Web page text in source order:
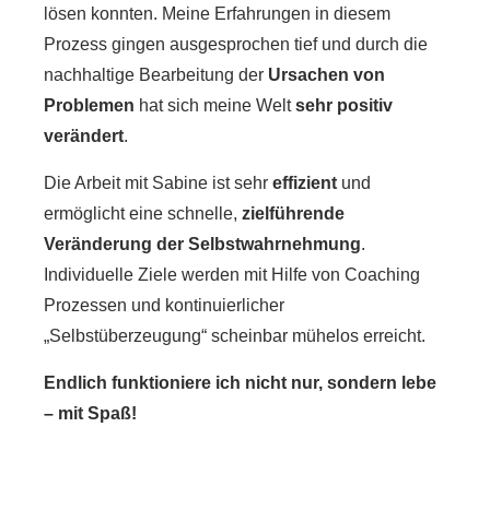
lösen konnten. Meine Erfahrungen in diesem
Prozess gingen ausgesprochen tief und durch die
nachhaltige Bearbeitung der Ursachen von
Problemen hat sich meine Weltsehr positiv
verändert.
Die Arbeit mit Sabine ist sehr effizient und
ermöglicht eine schnelle, zielführende
Veränderung der Selbstwahrnehmung.
Individuelle Ziele werden mit Hilfe von Coaching
Prozessen und kontinuierlicher
„Selbstüberzeugung“ scheinbar mühelos erreicht.
Endlich funktioniere ich nicht nur, sondern lebe
– mit Spaß!